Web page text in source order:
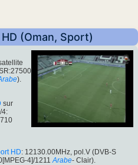
(Oman, Sport)
).
sur
4:
HD: 12130.00MHz, pol.V (DVB-S
4]/1211 Arabe- Clair).